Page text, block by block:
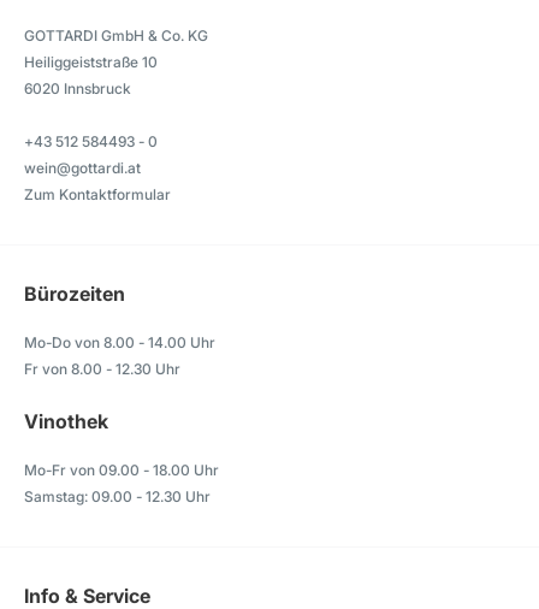
GOTTARDI GmbH & Co. KG
Heiliggeiststraße 10
6020 Innsbruck
+43 512 584493 - 0
wein@gottardi.at
Zum Kontaktformular
Bürozeiten
Mo-Do von 8.00 - 14.00 Uhr
Fr von 8.00 - 12.30 Uhr
Vinothek
Mo-Fr von 09.00 - 18.00 Uhr
Samstag: 09.00 - 12.30 Uhr
Info & Service